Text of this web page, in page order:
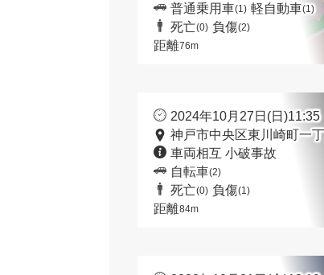
普通乗用車(1) 軽自動車(1)
死亡(0) 負傷(2)
距離76m
2024年10月27日(日)11:35
神戸市中央区東川崎町一
車両相互 小破事故
自転車(2)
死亡(0) 負傷(1)
距離84m